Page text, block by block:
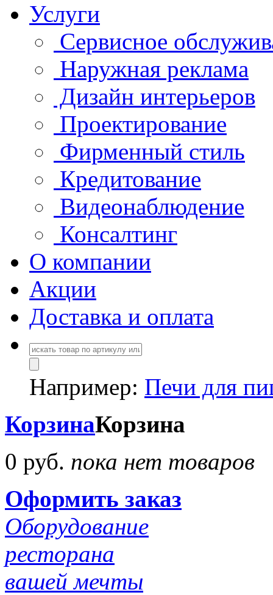
Услуги
Сервисное
Наружная реклама
Дизайн интерьеров
Проектирование
Фирменный стиль
Кредитование
Видеонаблюдение
Консалтинг
О компании
Акции
Доставка и оплата
Например: Печи для
КорзинаКорзина
0 руб. пока нет товаров
Оформить заказ
Оборудование
ресторана
вашей мечты